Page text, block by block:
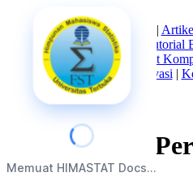
Memuat HIMASTAT Docs...
Beranda|Tentang Kami |
Mata Kuliah Statistika
Tutorial
Struktur Himpunan Alat
Kebijakan Privasi |
Rancangan